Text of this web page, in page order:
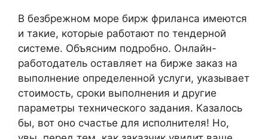
В безбрежном море бирж фриланса имеются
и такие, которые работают по тендерной
системе. Объясним подробно. Онлайн-
работодатель оставляет на бирже заказ на
выполнение определенной услуги, указывает
стоимость, сроки выполнения и другие
параметры технического задания. Казалось
бы, вот оно счастье для исполнителя! Но,